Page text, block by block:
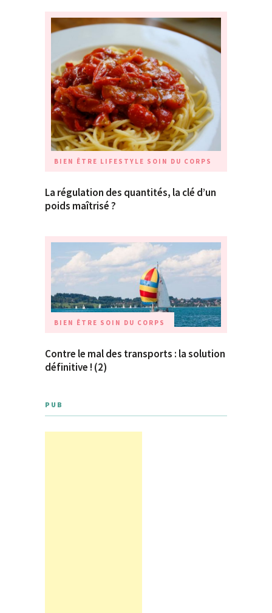
BIEN ÊTRE LIFESTYLE SOIN DU CORPS
La régulation des quantités, la clé d’un
poids maîtrisé ?
BIEN ÊTRE SOIN DU CORPS
Contre le mal des transports : la solution
définitive ! (2)
PUB